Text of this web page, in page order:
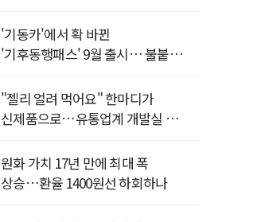
제주 31˚C
'기동카'에서 확 바뀐
'기후동행패스' 9월 출시… 불붙은
"젤리 얼려 먹어요" 한마디가
신제품으로…유통업계 개발실 된
원화 가치 17년 만에 최대 폭
상승…환율 1400원선 하회하나